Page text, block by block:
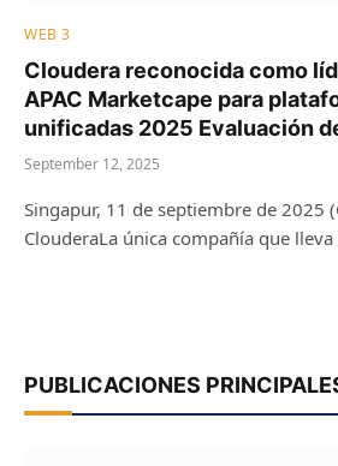
WEB 3
Cloudera reconocida como
APAC Marketcape para
unificadas 2025 Evaluación
September 12, 2025
Singapur, 11 de septiembre de 2025
ClouderaLa única compañía que
PUBLICACIONES